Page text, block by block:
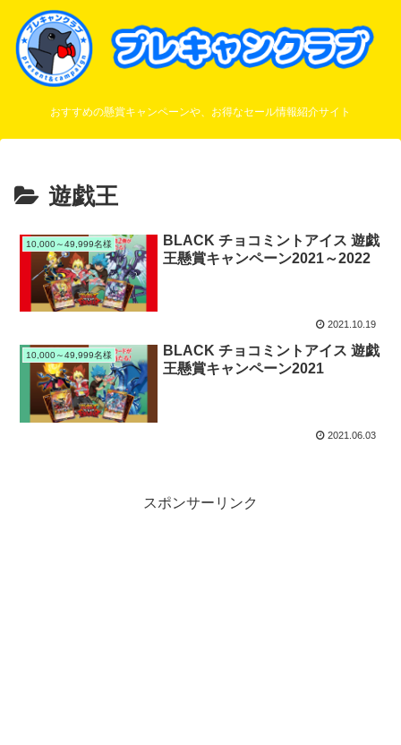
おすすめの懸賞キャンペーンや、お得なセール情報紹介サイト
遊戯王
10,000～49,999名様
BLACK チョコミントアイス 遊戯
王懸賞キャンペーン2021～2022
2021.10.19
10,000～49,999名様
BLACK チョコミントアイス 遊戯
王懸賞キャンペーン2021
2021.06.03
スポンサーリンク